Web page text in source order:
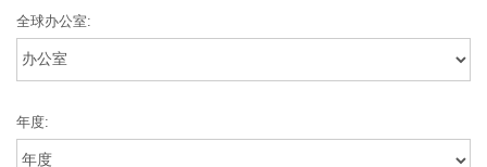
全球办公室:
年度: